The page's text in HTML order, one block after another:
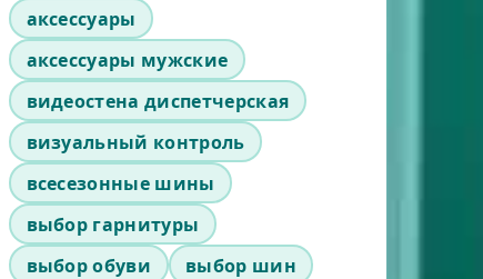
аксессуары
аксессуары мужские
видеостена диспетчерская
визуальный контроль
всесезонные шины
выбор гарнитуры
выбор обуви
выбор шин